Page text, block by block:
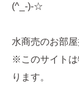
(^_-)-☆
水商売のお部
※このサイトは
ります。